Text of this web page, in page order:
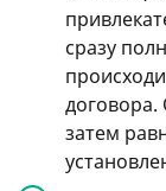
сразу
договора.
затем